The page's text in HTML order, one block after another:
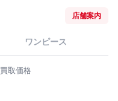
店舗案内
ワンピース
買取価格